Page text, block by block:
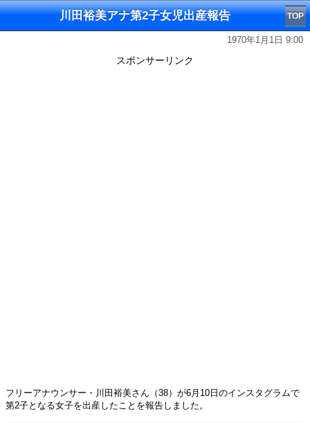
川田裕美アナ第2子女児出産報告 TOP
1970年1月1日 9:00
スポンサーリンク
フリーアナウンサー・川田裕美さん（38）が6月10日のインスタグラムで
第2子となる女子を出産したことを報告しました。